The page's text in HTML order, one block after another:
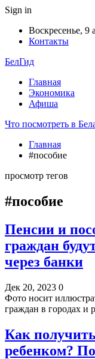
Sign in
Воскресенье, 9
Контакты
БелГид
Главная
Экономика
Афиша
Что посмотреть в
Главная
#пособие
просмотр тегов
#пособие
Пенсии и
граждан
через банки
Дек 20, 2023 0
Фото носит
граждан в городах и
Как
ребенком?